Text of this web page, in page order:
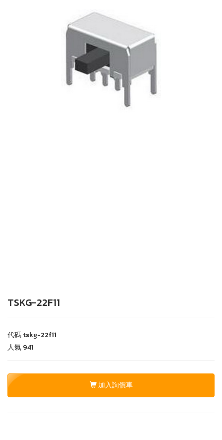
TSKG-22F11
代碼tskg-22f11
人氣941
加入詢價車